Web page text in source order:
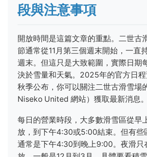
段與注意事項
開放時間是這篇文章的重點。二世古
節通常從11月第三個週末開始，一直
週末。但這只是大致範圍，實際日期
決於雪量和天氣。2025年的官方日
秋季公布，你可以關注二世古滑雪場
Niseko United 網站）獲取最新消息。
每日的營業時段，大多數滑雪區從早
放，到下午4:30或5:00結束。但有些
通常是下午4:30到晚上9:00。夜滑只